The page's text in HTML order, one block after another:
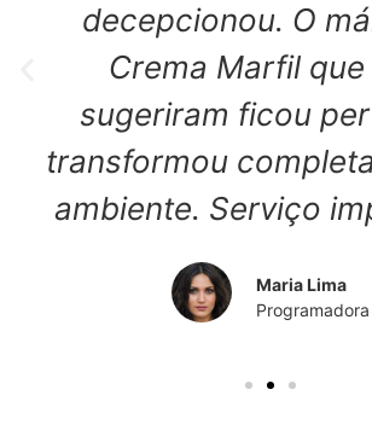
decepcionou. O
Crema Marfil que
sugeriram ficou
transformou
ambiente. Serviço
Maria Lima
Programadora